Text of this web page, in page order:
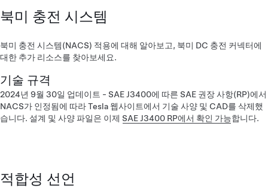
북미 충전 시스템
북미 충전 시스템(NACS) 적용에 대해 알아보고, 북미 DC 충전 커넥터에
대한 추가 리소스를 찾아보세요.
기술 규격
2024년 9월 30일 업데이트 - SAE J3400에 따른 SAE 권장 사항(RP)에서
NACS가 인정됨에 따라 Tesla 웹사이트에서 기술 사양 및 CAD를 삭제했
습니다. 설계 및 사양 파일은 이제 SAE J3400 RP에서 확인 가능합니다.
적합성 선언